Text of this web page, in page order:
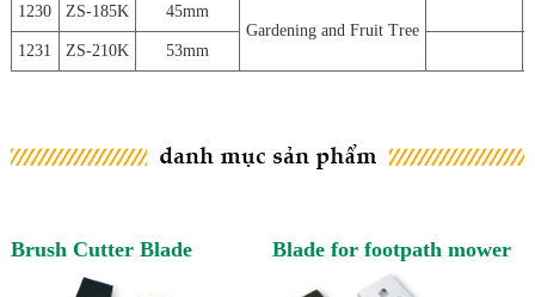
1230 ZS-185K
45mm
Gardening and Fruit Tree
1231
ZS-210K 53mm
Brush Cutter Blade Blade for footpath mower